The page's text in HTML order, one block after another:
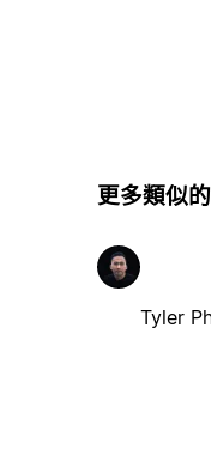
更多類似
Tyler